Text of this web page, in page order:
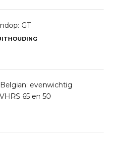
GT
evenwichtig
65 en 50